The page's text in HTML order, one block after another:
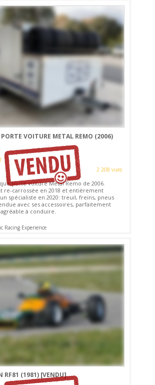
PORTE VOITURE METAL REMO (2006)
2 208 vues
porte voiture Metal Remo de 2006.
re-carrossée en 2018 et entièrement
spécialiste en 2020: treuil, freins, pneus
avec ses accessoires, parfaitement
à conduire.
Racing Experience
RF81 (1981) [VENDU]